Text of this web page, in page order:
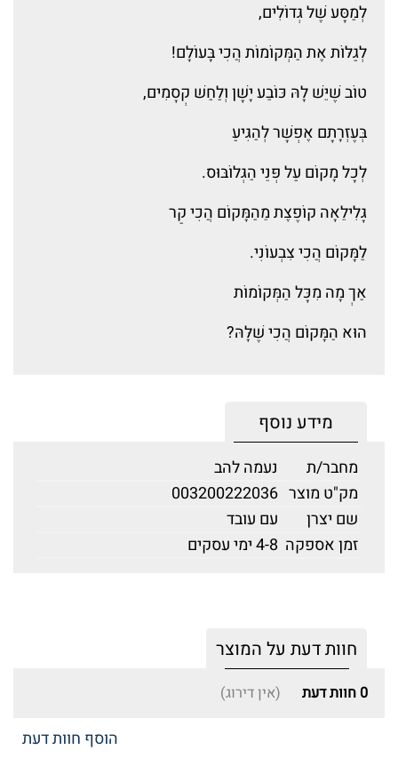
לְמַסָּע שֶׁל גְּדוֹלִים,
לְגַלּוֹת אֶת הַמְּקוֹמוֹת הֲכִי בָּעוֹלָם!
טוֹב שֶׁיֵּשׁ לָהּ כּוֹבַע יָשָׁן וְלַחַשׁ קְסָמִים,
בְּעֶזְרָתָם אֶפְשָׁר לְהַגִּיעַ
לְכָל מָקוֹם עַל פְּנֵי הַגְּלוֹבּוּס.
גָּלִילֵאָה קוֹפֶצֶת מֵהַמָּקוֹם הֲכִי קַר
לַמָּקוֹם הֲכִי צִבְעוֹנִי.
אַךְ מָה מִכָּל הַמְּקוֹמוֹת
הוּא הַמָּקוֹם הֲכִי שֶׁלָּהּ?
מידע נוסף
מחבר/ת
נעמה להב
מק"ט מוצר 003200222036
שם יצרן
עם עובד
זמן אספקה 4-8 ימי עסקים
חוות דעת על המוצר
0 חוות דעת (אין דירוג)
הוסף חוות דעת